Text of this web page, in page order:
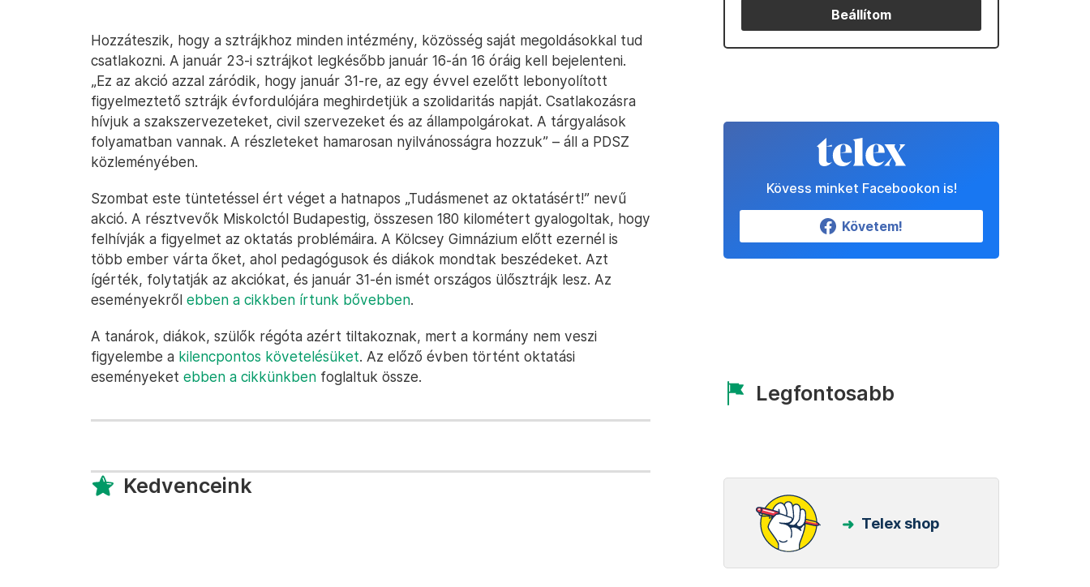
Hozzáteszik, hogy a sztrájkhoz minden intézmény, közösség saját megoldásokkal tud
csatlakozni. A január 23-i sztrájkot legkésőbb január 16-án 16 óráig kell bejelenteni.
„Ez az akció azzal záródik, hogy január 31-re, az egy évvel ezelőtt lebonyolított
figyelmeztető sztrájk évfordulójára meghirdetjük a szolidaritás napját. Csatlakozásra
hívjuk a szakszervezeteket, civil szervezeket és az állampolgárokat. A tárgyalások
folyamatban vannak. A részleteket hamarosan nyilvánosságra hozzuk” – áll a PDSZ
közleményében.
Szombat este tüntetéssel ért véget a hatnapos „Tudásmenet az oktatásért!” nevű
akció. A résztvevők Miskolctól Budapestig, összesen 180 kilométert gyalogoltak, hogy
felhívják a figyelmet az oktatás problémáira. A Kölcsey Gimnázium előtt ezernél is
több ember várta őket, ahol pedagógusok és diákok mondtak beszédeket. Azt
ígérték, folytatják az akciókat, és január 31-én ismét országos ülősztrájk lesz. Az
eseményekről ebben a cikkben írtunk bővebben.
A tanárok, diákok, szülők régóta azért tiltakoznak, mert a kormány nem veszi
figyelembe a kilencpontos követelésüket. Az előző évben történt oktatási
eseményeket ebben a cikkünkben foglaltuk össze.
Kedvenceink
Beállítom
Kövess minket Facebookon is!
Követem!
Legfontosabb
Telex shop